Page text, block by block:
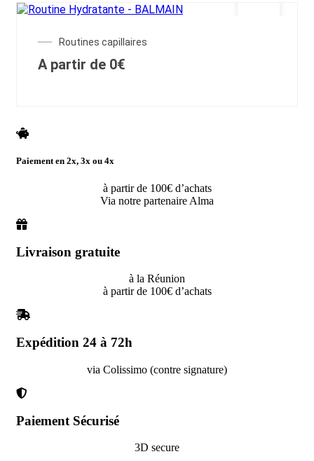
Routines capillaires
A partir de 0€
Paiement en 2x, 3x ou 4x
à partir de 100€ d’achats
Via notre partenaire Alma
Livraison gratuite
à la Réunion
à partir de 100€ d’achats
Expédition 24 à 72h
via Colissimo (contre signature)
Paiement Sécurisé
3D secure